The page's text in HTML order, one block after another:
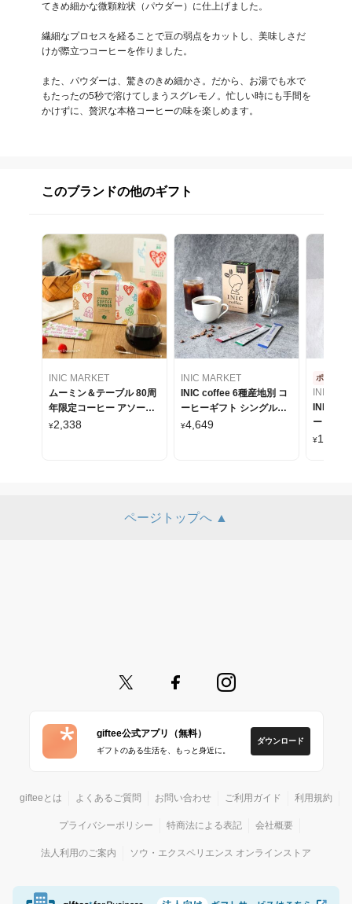
てきめ細かな微顆粒状（パウダー）に仕上げました。
繊細なプロセスを経ることで豆の弱点をカットし、美味しさだ
けが際立つコーヒーを作りました。
また、パウダーは、驚きのきめ細かさ。だから、お湯でも水で
もたったの5秒で溶けてしまうスグレモノ。忙しい時にも手間を
かけずに、贅沢な本格コーヒーの味を楽しめます。
このブランドの他のギフト
INIC MARKET
ムーミン＆テーブル 80周
年限定コーヒー アソート
セット
¥2,338
INIC MARKET
INIC coffee 6種産地別 コ
ーヒーギフト シングルオ
リジンコーヒー 30本入り
¥4,649
ポスト投
INIC
INIC
ーヒー
リジン
¥1,175
ページトップへ ▲
giftee公式アプリ（無料）
ギフトのある生活を、もっと身近に。
ダウンロード
gifteeとは よくあるご質問 お問い合わせ ご利用ガイド 利用規約
プライバシーポリシー 特商法による表記 会社概要
法人利用のご案内 ソウ・エクスペリエンス オンラインストア